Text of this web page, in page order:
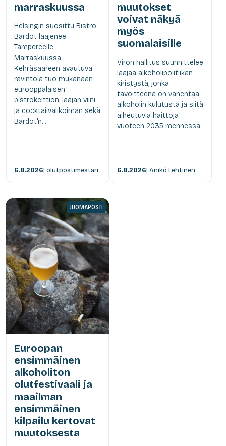
marraskuussa
Helsingin suosittu Bistro
Bardot laajenee
Tampereelle.
Marraskuussa
Kehräsaareen avautuva
ravintola tuo mukanaan
eurooppalaisen
bistrokeittiön, laajan viini-
ja cocktailvalikoiman sekä
Bardot'n...
6.8.2026| olutpostimestari
muutokset
voivat näkyä
myös
suomalaisille
Viron hallitus suunnittelee
laajaa alkoholipolitiikan
kiristystä, jonka
tavoitteena on vähentää
alkoholin kulutusta ja siitä
aiheutuvia haittoja
vuoteen 2035 mennessä.
6.8.2026| Anikó Lehtinen
JUOMAPOSTI
Euroopan
ensimmäinen
alkoholiton
olutfestivaali ja
maailman
ensimmäinen
kilpailu kertovat
muutoksesta